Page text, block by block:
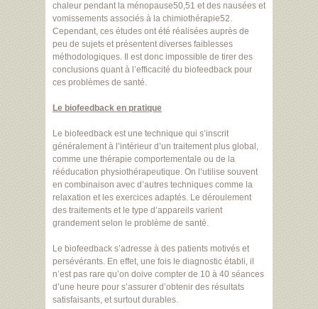
chaleur pendant la ménopause50,51 et des nausées et
vomissements associés à la chimiothérapie52.
Cependant, ces études ont été réalisées auprès de
peu de sujets et présentent diverses faiblesses
méthodologiques. Il est donc impossible de tirer des
conclusions quant à l’efficacité du biofeedback pour
ces problèmes de santé.
Le biofeedback en pratique
Le biofeedback est une technique qui s’inscrit
généralement à l’intérieur d’un traitement plus global,
comme une thérapie comportementale ou de la
rééducation physiothérapeutique. On l’utilise souvent
en combinaison avec d’autres techniques comme la
relaxation et les exercices adaptés. Le déroulement
des traitements et le type d’appareils varient
grandement selon le problème de santé.
Le biofeedback s’adresse à des patients motivés et
persévérants. En effet, une fois le diagnostic établi, il
n’est pas rare qu’on doive compter de 10 à 40 séances
d’une heure pour s’assurer d’obtenir des résultats
satisfaisants, et surtout durables.